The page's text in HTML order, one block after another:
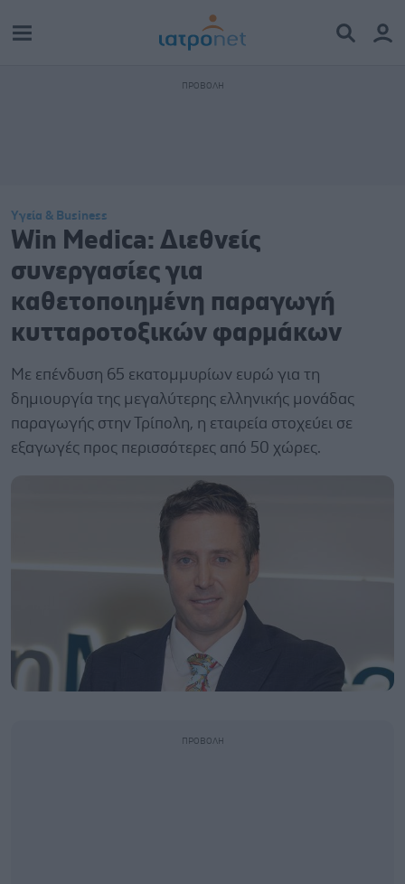
Υγεία & Business
Win Medica: Διεθνείς
συνεργασίες για
καθετοποιημένη παραγωγή
κυτταροτοξικών φαρμάκων
Με επένδυση 65 εκατομμυρίων ευρώ για τη
δημιουργία της μεγαλύτερης ελληνικής μονάδας
παραγωγής στην Τρίπολη, η εταιρεία στοχεύει σε
εξαγωγές προς περισσότερες από 50 χώρες.